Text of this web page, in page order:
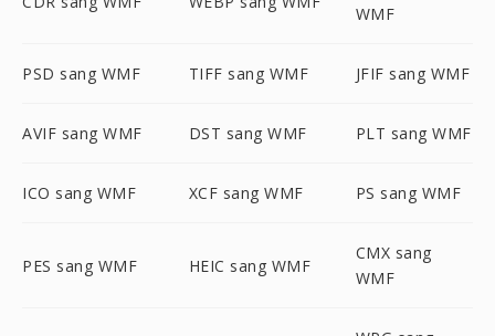
WMF
PSD sang WMF TIFF sang WMF JFIF sang WMF
AVIF sang WMF DST sang WMF PLT sang WMF
ICO sang WMF XCF sang WMF PS sang WMF
PES sang WMF HEIC sang WMF
CMX sang
WMF